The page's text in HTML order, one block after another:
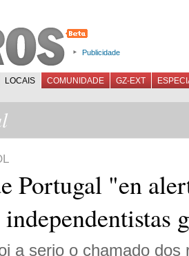
Publicidade
LOCAIS COMUNIDADE GZ-EXT
Portugal "en
independentistas
a serio o chamado dos